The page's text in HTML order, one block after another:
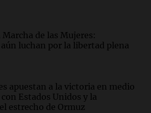
Marcha de las Mujeres:
luchan por la libertad plena
apuestan a la victoria en medio
Estados Unidos y la
estrecho de Ormuz